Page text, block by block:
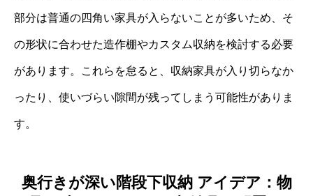
部分は普通の四角い家具が入らないことが多いため、そ
の形状に合わせた造作棚やカスタム収納を検討する必要
があります。これらを怠ると、収納家具が入り切らなか
ったり、使いづらい隙間が残ってしまう可能性がありま
す。
奥行きが深い階段下収納 アイデア：物